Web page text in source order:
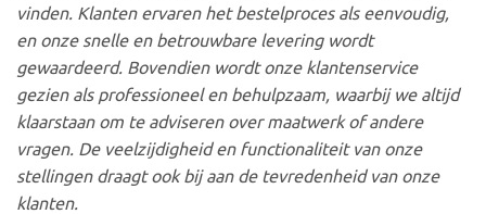
vinden. Klanten ervaren het bestelproces als eenvoudig,
en onze snelle en betrouwbare levering wordt
gewaardeerd. Bovendien wordt onze klantenservice
gezien als professioneel en behulpzaam, waarbij we altijd
klaarstaan om te adviseren over maatwerk of andere
vragen. De veelzijdigheid en functionaliteit van onze
stellingen draagt ook bij aan de tevredenheid van onze
klanten.